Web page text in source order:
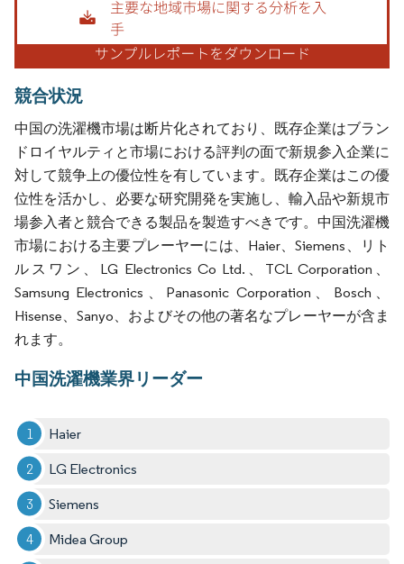
競合状況
中国の洗濯機市場は断片化されており、既存企業はブラン
ドロイヤルティと市場における評判の面で新規参入企業に
対して競争上の優位性を有しています。既存企業はこの優
位性を活かし、必要な研究開発を実施し、輸入品や新規市
場参入者と競合できる製品を製造すべきです。中国洗濯機
市場における主要プレーヤーには、Haier、Siemens、リト
ルスワン、LG Electronics Co Ltd.、TCL Corporation、
Samsung Electronics、Panasonic Corporation、Bosch、
Hisense、Sanyo、およびその他の著名なプレーヤーが含ま
れます。
中国洗濯機業界リーダー
Haier
LG Electronics
Siemens
Midea Group